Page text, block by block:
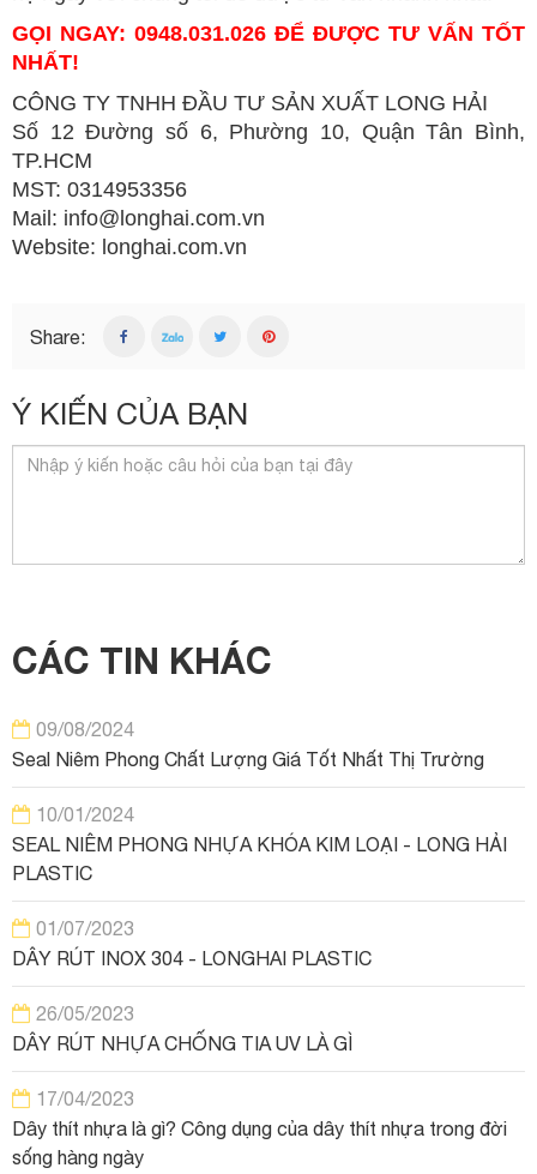
GỌI NGAY: 0948.031.026 ĐỂ ĐƯỢC TƯ VẤN TỐT
NHẤT!
CÔNG TY TNHH ĐẦU TƯ SẢN XUẤT LONG HẢI
Số 12 Đường số 6, Phường 10, Quận Tân Bình,
TP.HCM
MST: 0314953356
Mail: info@longhai.com.vn
Website: onghai.com.vn
Share:
Ý KIẾN CỦA BẠN
CÁC TIN KHÁC
Seal Niêm Phong Chất Lượng Giá Tốt Nhất Thị Trường
09/08/2024
SEAL NIÊM PHONG NHỰA KHÓA KIM LOẠI - LONG HẢI
PLASTIC
10/01/2024
DÂY RÚT INOX 304 - LONGHAI PLASTIC
01/07/2023
DÂY RÚT NHỰA CHỐNG TIA UV LÀ GÌ
26/05/2023
Dây thít nhựa là gì? Công dụng của dây thít nhựa trong đời
sống hàng ngày
17/04/2023